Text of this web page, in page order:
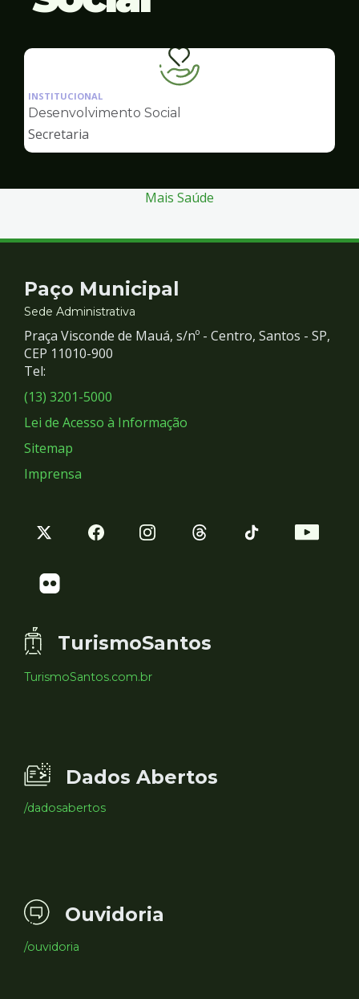
Ilustração
da
pagina
INSTITUCIONAL
Desenvolvimento Social
Secretaria
Mais Saúde
Contato
e
Redes
Sociais
Paço Municipal
Sede Administrativa
Praça Visconde de Mauá, s/nº - Centro, Santos - SP,
CEP 11010-900
Tel:
(13) 3201-5000
Lei de Acesso à Informação
Sitemap
Imprensa
TurismoSantos
TurismoSantos.com.br
Dados Abertos
/dadosabertos
Ouvidoria
/ouvidoria